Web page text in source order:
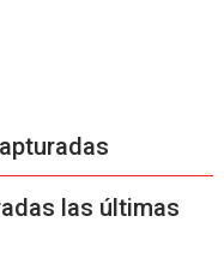
las últimas